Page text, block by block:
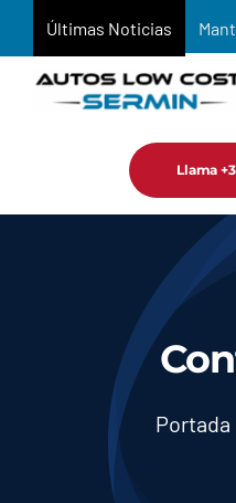
contenido
Últimas Noticias
Llama
Portada